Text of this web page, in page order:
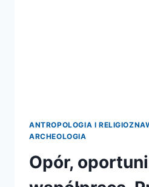
ANTROPOLOGIA I
ARCHEOLOGIA
Opór,